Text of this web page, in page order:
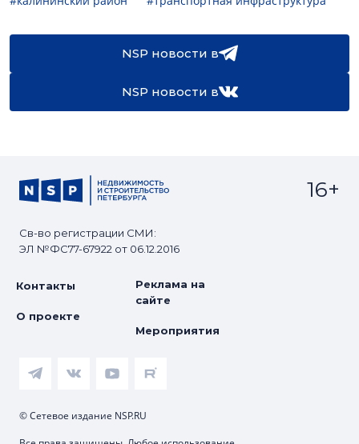
NSP новости в
NSP новости в
Св-во регистрации СМИ:
ЭЛ №ФС77-67922 от 06.12.2016
16+
Контакты
О проекте
Реклама на
сайте
Мероприятия
© Сетевое издание NSP.RU